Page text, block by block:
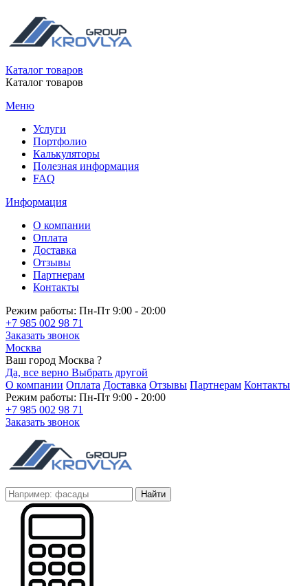
Каталог товаров
Каталог товаров
Меню
Услуги
Портфолио
Калькуляторы
Полезная информация
FAQ
Информация
О компании
Оплата
Доставка
Отзывы
Партнерам
Контакты
Режим работы: Пн-Пт 9:00 - 20:00
+7 985 002 98 71
Заказать звонок
Москва
Ваш город Москва ?
Да, все верно Выбрать другой
О компании Оплата Доставка Отзывы Партнерам Контакты
Режим работы: Пн-Пт 9:00 - 20:00
+7 985 002 98 71
Заказать звонок
Найти